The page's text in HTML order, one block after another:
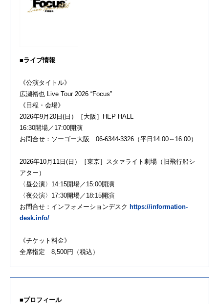
■ライブ情報
《公演タイトル》
広瀬裕也 Live Tour 2026 “Focus”
《日程・会場》
2026年9月20日(日）［大阪］HEP HALL
16:30開場／17:00開演
お問合せ：ソーゴー大阪 06-6344-3326（平日14:00～16:00）
2026年10月11日(日）［東京］スタァライト劇場（旧飛行船シ
アター）
〈昼公演〉14:15開場／15:00開演
〈夜公演〉17:30開場／18:15開演
お問合せ：インフォメーションデスク https://information-
desk.info/
《チケット料金》
全席指定 8,500円（税込）
■プロフィール